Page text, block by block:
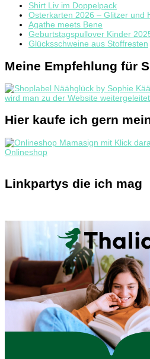
Shirt Liv im Doppelpack
Osterkarten 2026 – Glitzer und
Agathe meets Bene
Geburtstagspullover Kinder
Glücksschweine aus Stoffresten
Meine Empfehlung für
Hier kaufe ich gern
Linkpartys die ich mag